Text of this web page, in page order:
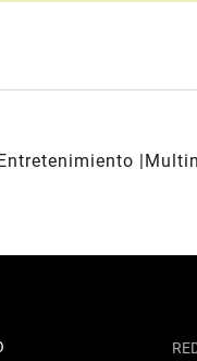
Entretenimiento